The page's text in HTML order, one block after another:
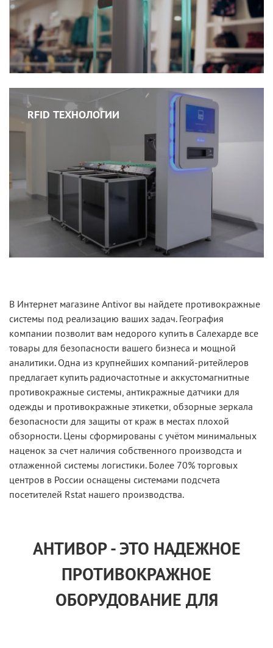
RFID ТЕХНОЛОГИИ
В Интернет магазине Antivor вы найдете противокражные
системы под реализацию ваших задач. География
компании позволит вам недорого купить в Салехарде все
товары для безопасности вашего бизнеса и мощной
аналитики. Одна из крупнейших компаний-ритейлеров
предлагает купить радиочастотные и аккустомагнитные
противокражные системы, антикражные датчики для
одежды и противокражные этикетки, обзорные зеркала
безопасности для защиты от краж в местах плохой
обзорности. Цены сформированы с учётом минимальных
наценок за счет наличия собственного производста и
отлаженной системы логистики. Более 70% торговых
центров в России оснащены системами подсчета
посетителей Rstat нашего производства.
АНТИВОР - ЭТО НАДЕЖНОЕ
ПРОТИВОКРАЖНОЕ
ОБОРУДОВАНИЕ ДЛЯ